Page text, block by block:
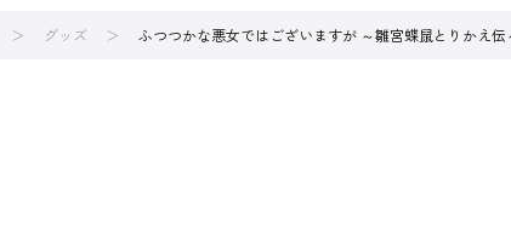
グッズ ふつつかな悪女ではございますが ～雛宮蝶鼠とりかえ